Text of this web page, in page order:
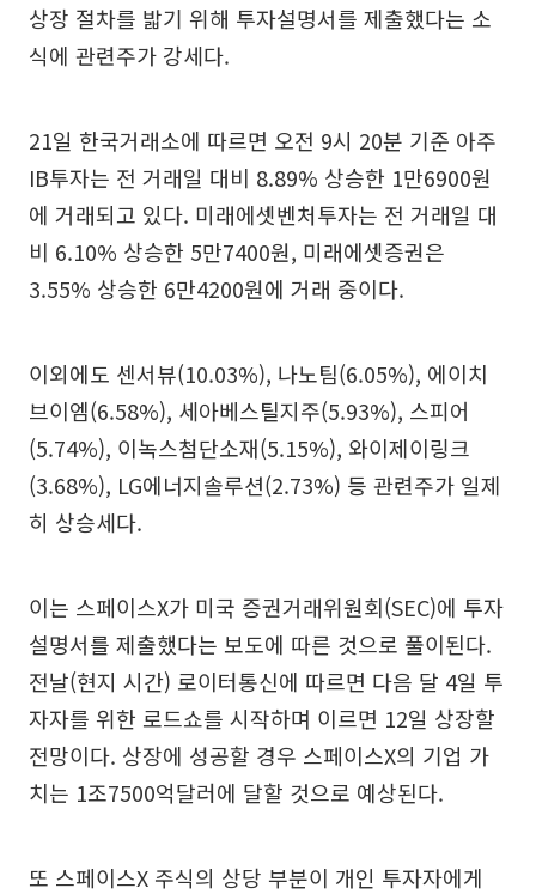
상장 절차를 밟기 위해 투자설명서를 제출했다는 소
식에 관련주가 강세다.
21일 한국거래소에 따르면 오전 9시 20분 기준 아주
IB투자는 전 거래일 대비 8.89% 상승한 1만6900원
에 거래되고 있다. 미래에셋벤처투자는 전 거래일 대
비 6.10% 상승한 5만7400원, 미래에셋증권은
3.55% 상승한 6만4200원에 거래 중이다.
이외에도 센서뷰(10.03%), 나노팀(6.05%), 에이치
브이엠(6.58%), 세아베스틸지주(5.93%), 스피어
(5.74%), 이녹스첨단소재(5.15%), 와이제이링크
(3.68%), LG에너지솔루션(2.73%) 등 관련주가 일제
히 상승세다.
이는 스페이스X가 미국 증권거래위원회(SEC)에 투자
설명서를 제출했다는 보도에 따른 것으로 풀이된다.
전날(현지 시간) 로이터통신에 따르면 다음 달 4일 투
자자를 위한 로드쇼를 시작하며 이르면 12일 상장할
전망이다. 상장에 성공할 경우 스페이스X의 기업 가
치는 1조7500억달러에 달할 것으로 예상된다.
또 스페이스X 주식의 상당 부분이 개인 투자자에게